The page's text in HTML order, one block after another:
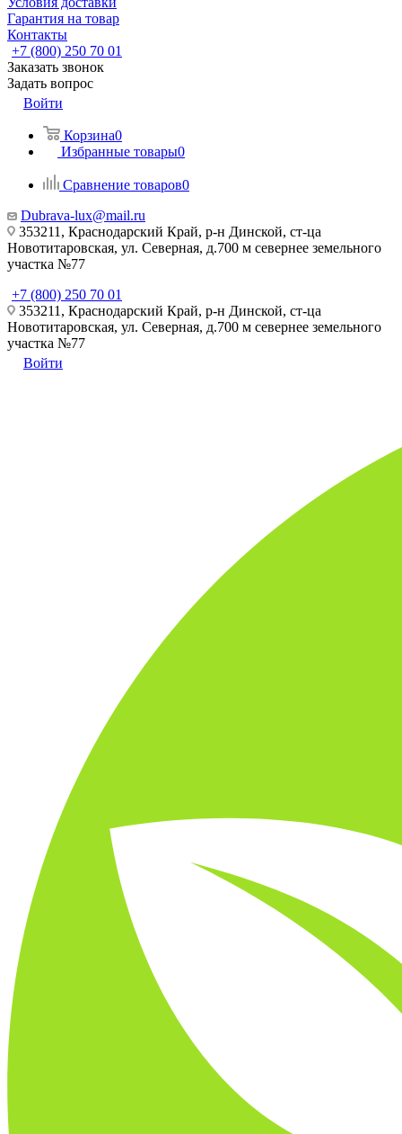
Гарантия на товар
Контакты
+7 (800) 250 70 01
Заказать звонок
Задать вопрос
Войти
Корзина0
Избранные товары0
Сравнение товаров0
Dubrava-lux@mail.ru
353211, Краснодарский Край, р-н Динской, ст-ца
Новотитаровская, ул. Северная, д.700 м севернее земельного
участка №77
+7 (800) 250 70 01
353211, Краснодарский Край, р-н Динской, ст-ца
Новотитаровская, ул. Северная, д.700 м севернее земельного
участка №77
Войти